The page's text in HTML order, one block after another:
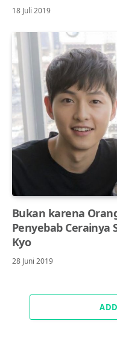
18 Juli 2019
Bukan karena
Penyebab Cerainya
Kyo
28 Juni 2019